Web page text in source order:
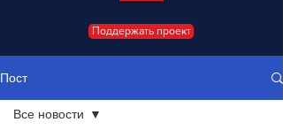
Поддержать проект
Пост
Все новости